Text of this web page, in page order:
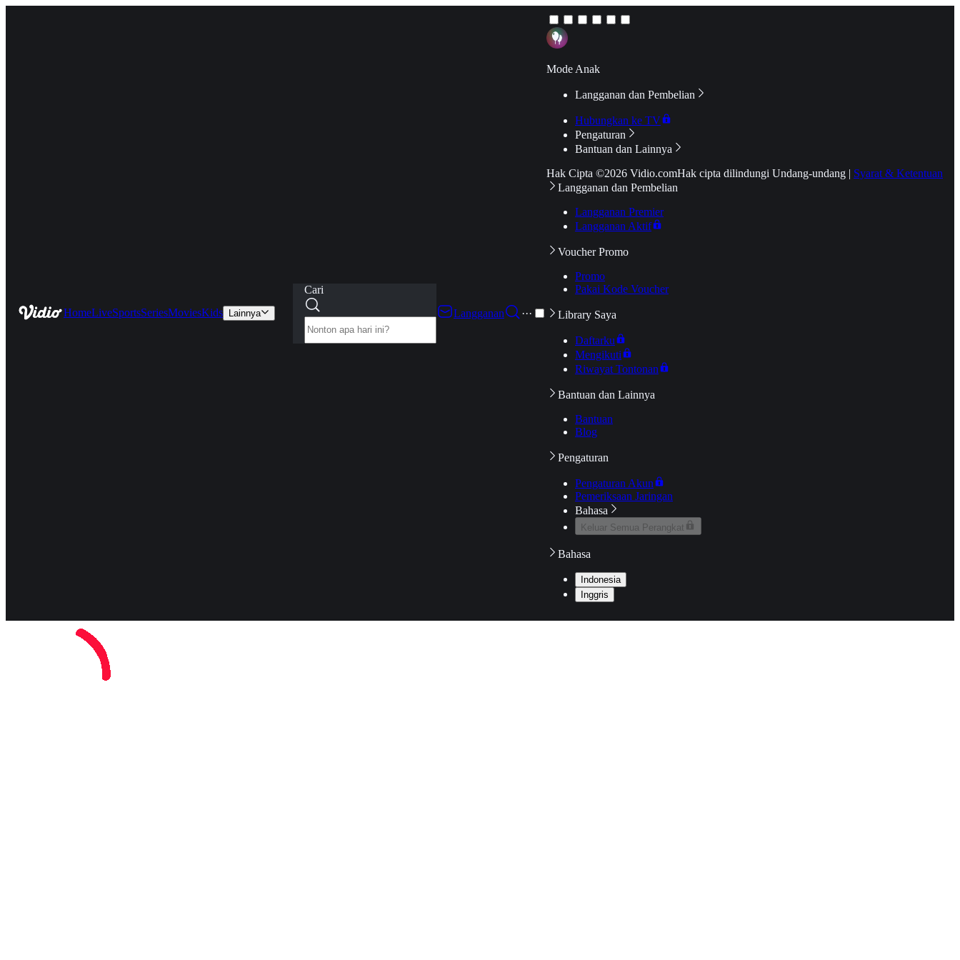
HomeLiveSportsSeriesMoviesKids Lainnya
Cari
Langganan
···
Mode Anak
Langganan dan Pembelian
Hubungkan ke TV
Pengaturan
Bantuan dan Lainnya
Hak Cipta ©2026 Vidio.comHak cipta dilindungi Undang-undang | Syarat & Ketentuan
Langganan dan Pembelian
Langganan Premier
Langganan Aktif
Voucher Promo
Promo
Pakai Kode Voucher
Library Saya
Daftarku
Mengikuti
Riwayat Tontonan
Bantuan dan Lainnya
Bantuan
Blog
Pengaturan
Pengaturan Akun
Pemeriksaan Jaringan
Bahasa
Keluar Semua Perangkat
Bahasa
Indonesia
Inggris